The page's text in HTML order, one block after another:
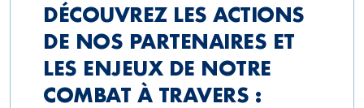
DÉCOUVREZ LES ACTIONS
DE NOS PARTENAIRES ET
LES ENJEUX DE NOTRE
COMBAT À TRAVERS :